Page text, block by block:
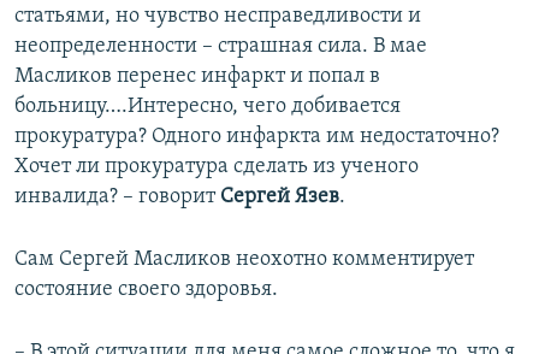
статьями, но чувство несправедливости и
неопределенности – страшная сила. В мае
Масликов перенес инфаркт и попал в
больницу….Интересно, чего добивается
прокуратура? Одного инфаркта им недостаточно?
Хочет ли прокуратура сделать из ученого
инвалида? – говорит Сергей Язев.
Сам Сергей Масликов неохотно​ комментирует
состояние своего здоровья.